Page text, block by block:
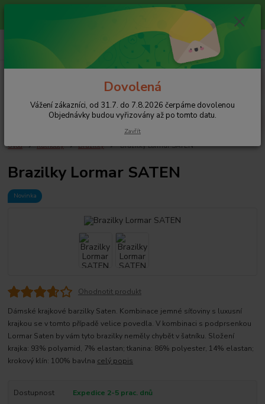
Vážení zákazníci, od 31.7. do 7.8.2026 čerpáme dovolenou
Objednávky budou vyřizovány až po tomto datu.
+420 608 754 282
pište email, pokud nezvedám tel.
Úvod Kalhotky Brazilky Brazilky Lormar SATEN
Brazilky Lormar SATEN
Novinka
Ohodnotit produkt
Dámské krajkové barzilky Saten. Kombinace jemné síťoviny s luxusní
krajkou se v tomto případě velice povedla. V kombinaci s podprsenkou
Lormar Saten by vám tyto brazilky neměly chybět v šatníku. Složení
krajka: 93% polyamid, 7% elastan; tkanina: 86% polyester, 14% elastan;
krokový klín: 100% bavlna celý popis
Dostupnost
Expedice 2-5 prac. dnů
Dovolená
Vážení zákazníci, od 31.7. do 7.8.2026 čerpáme dovolenou
Objednávky budou vyřizovány až po tomto datu.
Zavřít